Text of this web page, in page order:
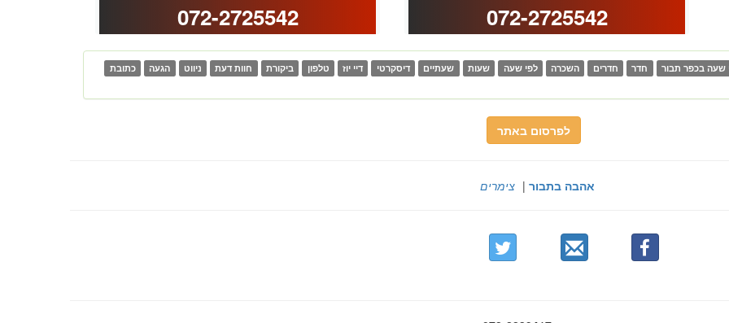
072-2725542 072-2725542
שעה בכפר תבור חדר חדרים השכרה לפי שעה שעות שעתיים דיסקרטי דיי יוז טלפון ביקורת חוות דעת ניווט הגעה כתובת
לפרסום באתר
אהבה בתבור | צימרים